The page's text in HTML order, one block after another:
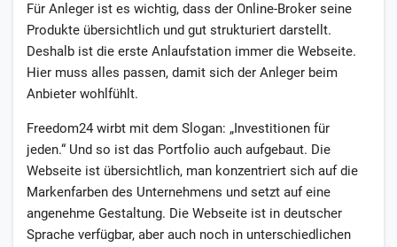
Für Anleger ist es wichtig, dass der Online-Broker seine
Produkte übersichtlich und gut strukturiert darstellt.
Deshalb ist die erste Anlaufstation immer die Webseite.
Hier muss alles passen, damit sich der Anleger beim
Anbieter wohlfühlt.
Freedom24 wirbt mit dem Slogan: „Investitionen für
jeden.“ Und so ist das Portfolio auch aufgebaut. Die
Webseite ist übersichtlich, man konzentriert sich auf die
Markenfarben des Unternehmens und setzt auf eine
angenehme Gestaltung. Die Webseite ist in deutscher
Sprache verfügbar, aber auch noch in unterschiedlichen